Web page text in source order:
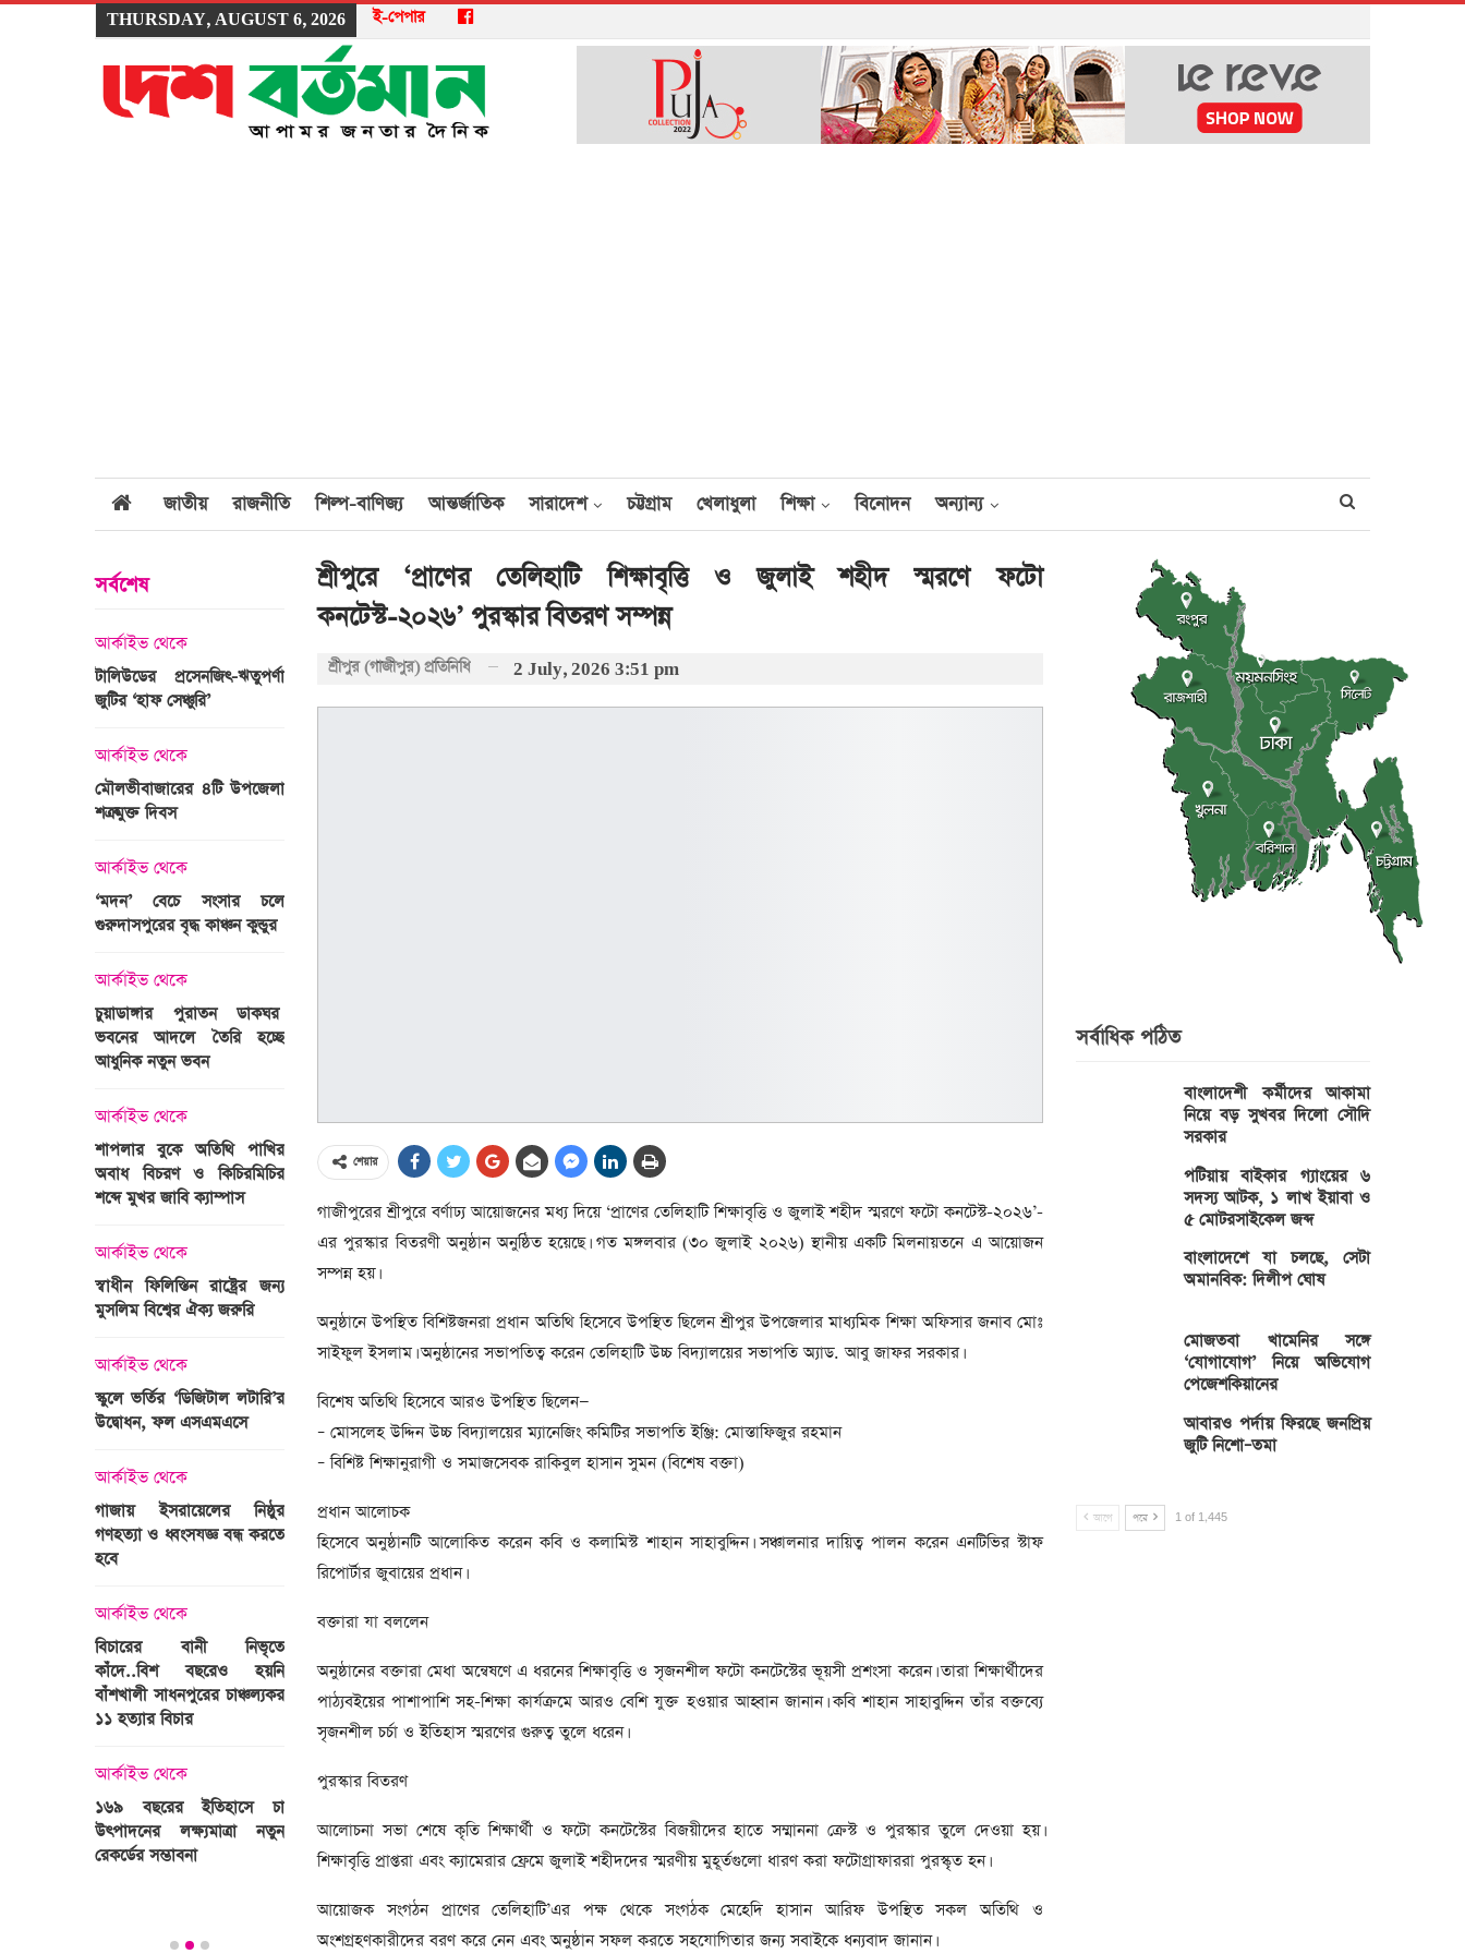
THURSDAY, AUGUST 6, 2026 ই-পেপার
জাতীয় রাজনীতি শিল্প-বাণিজ্য আন্তর্জাতিক সারাদেশ চট্টগ্রাম খেলাধুলা শিক্ষা বিনোদন অন্যান্য
শ্রীপুরে ‘প্রাণের তেলিহাটি শিক্ষাবৃত্তি ও জুলাই শহীদ স্মরণে ফটো
কনটেস্ট-২০২৬’ পুরস্কার বিতরণ সম্পন্ন
শ্রীপুর (গাজীপুর) প্রতিনিধি 2 July, 2026 3:51 pm
শেয়ার
গাজীপুরের শ্রীপুরে বর্ণাঢ্য আয়োজনের মধ্য দিয়ে ‘প্রাণের তেলিহাটি শিক্ষাবৃত্তি ও জুলাই শহীদ স্মরণে ফটো কনটেস্ট-২০২৬’-
এর পুরস্কার বিতরণী অনুষ্ঠান অনুষ্ঠিত হয়েছে। গত মঙ্গলবার (৩০ জুলাই ২০২৬) স্থানীয় একটি মিলনায়তনে এ আয়োজন
সম্পন্ন হয়।
অনুষ্ঠানে উপস্থিত বিশিষ্টজনরা প্রধান অতিথি হিসেবে উপস্থিত ছিলেন শ্রীপুর উপজেলার মাধ্যমিক শিক্ষা অফিসার জনাব মোঃ
সাইফুল ইসলাম। অনুষ্ঠানের সভাপতিত্ব করেন তেলিহাটি উচ্চ বিদ্যালয়ের সভাপতি অ্যাড. আবু জাফর সরকার।
বিশেষ অতিথি হিসেবে আরও উপস্থিত ছিলেন—
– মোসলেহ উদ্দিন উচ্চ বিদ্যালয়ের ম্যানেজিং কমিটির সভাপতি ইঞ্জি: মোস্তাফিজুর রহমান
– বিশিষ্ট শিক্ষানুরাগী ও সমাজসেবক রাকিবুল হাসান সুমন (বিশেষ বক্তা)
প্রধান আলোচক
হিসেবে অনুষ্ঠানটি আলোকিত করেন কবি ও কলামিস্ট শাহান সাহাবুদ্দিন। সঞ্চালনার দায়িত্ব পালন করেন এনটিভির স্টাফ
রিপোর্টার জুবায়ের প্রধান।
বক্তারা যা বললেন
অনুষ্ঠানের বক্তারা মেধা অন্বেষণে এ ধরনের শিক্ষাবৃত্তি ও সৃজনশীল ফটো কনটেস্টের ভূয়সী প্রশংসা করেন। তারা শিক্ষার্থীদের
পাঠ্যবইয়ের পাশাপাশি সহ-শিক্ষা কার্যক্রমে আরও বেশি যুক্ত হওয়ার আহ্বান জানান। কবি শাহান সাহাবুদ্দিন তাঁর বক্তব্যে
সৃজনশীল চর্চা ও ইতিহাস স্মরণের গুরুত্ব তুলে ধরেন।
পুরস্কার বিতরণ
আলোচনা সভা শেষে কৃতি শিক্ষার্থী ও ফটো কনটেস্টের বিজয়ীদের হাতে সম্মাননা ক্রেস্ট ও পুরস্কার তুলে দেওয়া হয়।
শিক্ষাবৃত্তি প্রাপ্তরা এবং ক্যামেরার ফ্রেমে জুলাই শহীদদের স্মরণীয় মুহূর্তগুলো ধারণ করা ফটোগ্রাফাররা পুরস্কৃত হন।
আয়োজক সংগঠন প্রাণের তেলিহাটি’এর পক্ষ থেকে সংগঠক মেহেদি হাসান আরিফ উপস্থিত সকল অতিথি ও
অংশগ্রহণকারীদের বরণ করে নেন এবং অনুষ্ঠান সফল করতে সহযোগিতার জন্য সবাইকে ধন্যবাদ জানান।
সর্বাধিক পঠিত
বাংলাদেশী কর্মীদের আকামা
নিয়ে বড় সুখবর দিলো সৌদি
সরকার
পটিয়ায় বাইকার গ্যাংয়ের ৬
সদস্য আটক, ১ লাখ ইয়াবা ও
৫ মোটরসাইকেল জব্দ
বাংলাদেশে যা চলছে, সেটা
অমানবিক: দিলীপ ঘোষ
মোজতবা খামেনির সঙ্গে
‘যোগাযোগ’ নিয়ে অভিযোগ
পেজেশকিয়ানের
আবারও পর্দায় ফিরছে জনপ্রিয়
জুটি নিশো–তমা
আগে পরে 1 of 1,445
সর্বশেষ
আর্কাইভ থেকে
টালিউডের প্রসেনজিৎ-ঋতুপর্ণা
জুটির ‘হাফ সেঞ্চুরি’
আর্কাইভ থেকে
মৌলভীবাজারের ৪টি উপজেলা
শত্রুমুক্ত দিবস
আর্কাইভ থেকে
‘মদন’ বেচে সংসার চলে
গুরুদাসপুরের বৃদ্ধ কাঞ্চন কুন্ডুর
আর্কাইভ থেকে
চুয়াডাঙ্গার পুরাতন ডাকঘর
ভবনের আদলে তৈরি হচ্ছে
আধুনিক নতুন ভবন
আর্কাইভ থেকে
শাপলার বুকে অতিথি পাখির
অবাধ বিচরণ ও কিচিরমিচির
শব্দে মুখর জাবি ক্যাম্পাস
আর্কাইভ থেকে
স্বাধীন ফিলিস্তিন রাষ্ট্রের জন্য
মুসলিম বিশ্বের ঐক্য জরুরি
আর্কাইভ থেকে
স্কুলে ভর্তির ‘ডিজিটাল লটারি’র
উদ্বোধন, ফল এসএমএসে
আর্কাইভ থেকে
গাজায় ইসরায়েলের নিষ্ঠুর
গণহত্যা ও ধ্বংসযজ্ঞ বন্ধ করতে
হবে
আর্কাইভ থেকে
বিচারের বানী নিভৃতে
কাঁদে..বিশ বছরেও হয়নি
বাঁশখালী সাধনপুরের চাঞ্চল্যকর
১১ হত্যার বিচার
আর্কাইভ থেকে
১৬৯ বছরের ইতিহাসে চা
উৎপাদনের লক্ষ্যমাত্রা নতুন
রেকর্ডের সম্ভাবনা
শ্রীগোবিন্দপুর চা বাগানের লেক
আন্তর্জাতিক
অজ্ঞাত বন্দুকধারীর গুলিতে
মাওলানা তারেক জামিলের
ছেলের মৃত্যু
আন্তর্জাতিক
বিশ্বকাপ ইাতহাসে সাকিবের
আরেকটি রেকর্ড
আর্কাইভ থেকে
টানেল উদ্বোধন : প্রধানমন্ত্রীর
জনসভায় যোগ দিচ্ছেন দলীয়
নেতাকর্মীরা
আর্কাইভ থেকে
ভারতজুড়ে চলছে ‘মুজিব:একটি
জাতির রূপকার ’সিনেমার
প্রচারণা
স্বামীকে বেঁধে স্ত্রীকে গণধর্ষণ, ২
ধর্ষককে পুলিশে দিল মা-বাবা
আর্কাইভ থেকে
প্রস্তুত গাবতলীর হাট
এক দিনে ৪০ হিজবুল্লাহ
দেশের ১১তম প্রধানমন্ত্রী হলেন
তারেক রহমান
নতুন মন্ত্রিসভা ৫০ সদস্যের হতে
পারে, ২৫ পূর্ণমন্ত্রী, প্রতিমন্ত্রী
আর্কাইভ থেকে
সাবেক প্রধানমন্ত্রী খালেদা
আর্কাইভ থেকে
ঐতিহাসিক পাগলা
মসজিদ:দানবাক্সে মিলল রেকর্ড
আর্কাইভ থেকে
৫ বছর পর পর নির্বাচনি
খাত